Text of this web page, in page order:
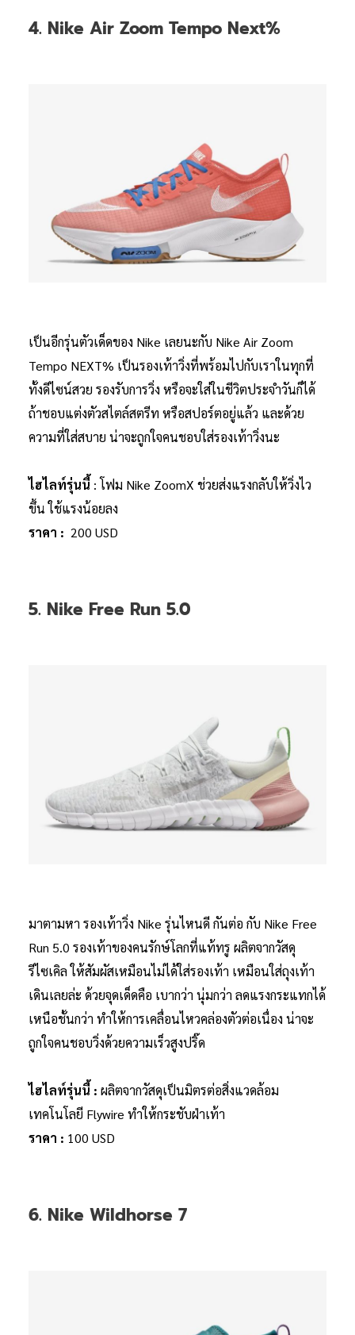
4. Nike Air Zoom Tempo Next%
เป็นอีกรุ่นตัวเด็ดของ Nike เลยนะกับ Nike Air Zoom
Tempo NEXT% เป็นรองเท้าวิ่งที่พร้อมไปกับเราในทุกที่
ทั้งดีไซน์สวย รองรับการวิ่ง หรือจะใส่ในชีวิตประจำวันก็ได้
ถ้าชอบแต่งตัวสไตล์สตรีท หรือสปอร์ตอยู่แล้ว และด้วย
ความที่ใส่สบาย น่าจะถูกใจคนชอบใส่รองเท้าวิ่งนะ
ไฮไลท์รุ่นนี้ : โฟม Nike ZoomX ช่วยส่งแรงกลับให้วิ่งไว
ขึ้น ใช้แรงน้อยลง
ราคา : 200 USD
5. Nike Free Run 5.0
มาตามหา รองเท้าวิ่ง Nike รุ่นไหนดี กันต่อ กับ Nike Free
Run 5.0 รองเท้าของคนรักษ์โลกที่แท้ทรู ผลิตจากวัสดุ
รีไซเคิล ให้สัมผัสเหมือนไม่ได้ใส่รองเท้า เหมือนใส่ถุงเท้า
เดินเลยล่ะ ด้วยจุดเด็ดคือ เบากว่า นุ่มกว่า ลดแรงกระแทกได้
เหนือชั้นกว่า ทำให้การเคลื่อนไหวคล่องตัวต่อเนื่อง น่าจะ
ถูกใจคนชอบวิ่งด้วยความเร็วสูงปริ๊ด
ไฮไลท์รุ่นนี้ : ผลิตจากวัสดุเป็นมิตรต่อสิ่งแวดล้อม
เทคโนโลยี Flywire ทำให้กระชับฝ่าเท้า
ราคา : 100 USD
6. Nike Wildhorse 7